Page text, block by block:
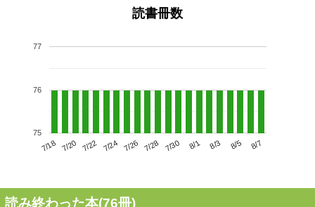
読書冊数
7/18 7/20 7/22 7/24 7/26 7/28 7/30 8/1 8/3 8/5 8/7
75
76
77
読み終わった本(76冊)